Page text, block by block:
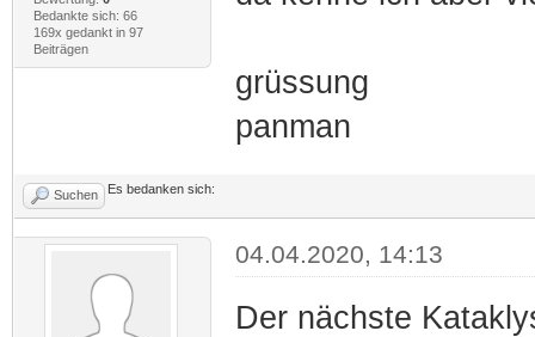
Bedankte sich: 66
169x gedankt in 97
Beiträgen
grüssung
panman
Suchen Es bedanken sich:
04.04.2020, 14:13
Der nächste